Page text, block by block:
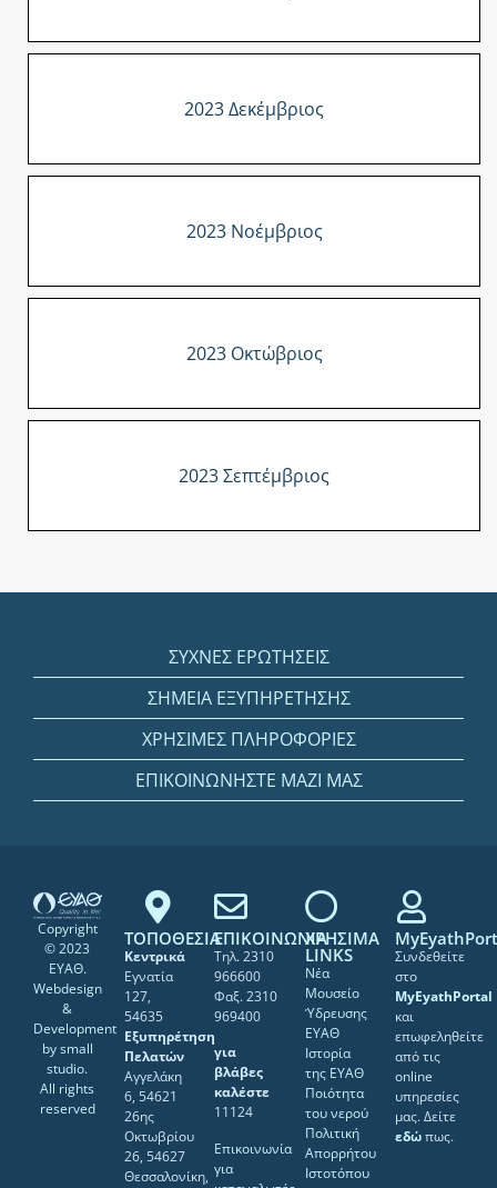
2023 Δεκέμβριος
2023 Νοέμβριος
2023 Οκτώβριος
2023 Σεπτέμβριος
ΣΥΧΝΕΣ ΕΡΩΤΗΣΕΙΣ
ΣΗΜΕΙΑ ΕΞΥΠΗΡΕΤΗΣΗΣ
ΧΡΗΣΙΜΕΣ ΠΛΗΡΟΦΟΡΙΕΣ
ΕΠΙΚΟΙΝΩΝΗΣΤΕ ΜΑΖΙ ΜΑΣ
Copyright
© 2023
ΕΥΑΘ.
Webdesign
&
Development
bysmall
studio.
All rights
reserved
ΤΟΠΟΘΕΣΙΑ
Κεντρικά
Εγνατία
127,
54635
Εξυπηρέτηση
Πελατών
Αγγελάκη
6, 54621
26ης
Οκτωβρίου
26, 54627
Θεσσαλονίκη,
ΕΠΙΚΟΙΝΩΝΙΑ
Τηλ. 2310
966600
Φαξ. 2310
969400
για
βλάβες
καλέστε
11124
Επικοινωνία
για
ΧΡΗΣΙΜΑ
LINKS
Νέα
Μουσείο
Ύδρευσης
ΕΥΑΘ
Ιστορία
της ΕΥΑΘ
Ποιότητα
του νερού
Πολιτική
Απορρήτου
Ιστοτόπου
Συνδεθείτε
στο
MyEyathPortal
και
επωφεληθείτε
από τις
online
υπηρεσίες
μας. Δείτε
εδώπως.